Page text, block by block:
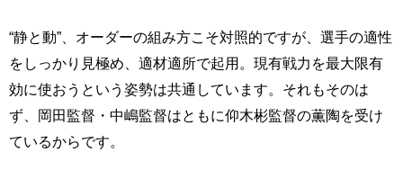
“静と動”、オーダーの組み方こそ対照的ですが、選手の適性
をしっかり見極め、適材適所で起用。現有戦力を最大限有
効に使おうという姿勢は共通しています。それもそのは
ず、岡田監督・中嶋監督はともに仰木彬監督の薫陶を受け
ているからです。